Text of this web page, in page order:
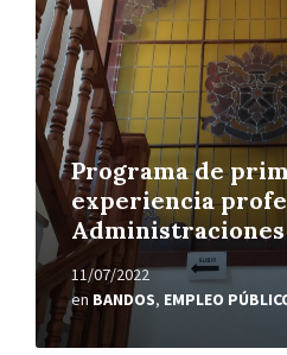
Programa de
experiencia
11/07/2022
en BANDOS, EMPLEO